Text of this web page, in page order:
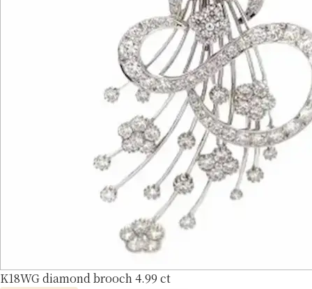
K18WG diamond brooch 4.99 ct